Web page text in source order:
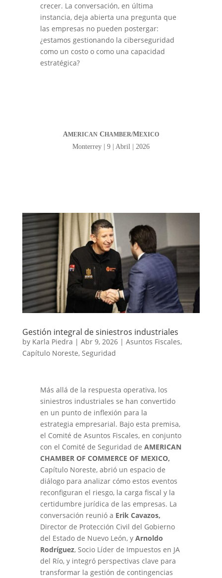
crecer. La conversación, en última
instancia, deja abierta una pregunta que
las empresas no pueden postergar:
¿estamos gestionando la ciberseguridad
como un costo o como una capacidad
estratégica?
AMERICANCHAMBER/MEXICO
Monterrey | 9 | Abril | 2026
Gestión integral de siniestros industriales
by Karla Piedra | Abr 9, 2026| Asuntos Fiscales,
Capítulo Noreste, Seguridad
Más allá de la respuesta operativa, los
siniestros industriales se han convertido
en un punto de inflexión para la
estrategia empresarial. Bajo esta premisa,
el Comité de Asuntos Fiscales, en conjunto
con el Comité de Seguridad de AMERICAN
CHAMBER OF COMMERCE OF MEXICO,
Capítulo Noreste, abrió un espacio de
diálogo para analizar cómo estos eventos
reconfiguran el riesgo, la carga fiscal y la
certidumbre jurídica de las empresas. La
conversación reunió a Erik Cavazos,
Director de Protección Civil del Gobierno
del Estado de Nuevo León, y Arnoldo
Rodríguez, Socio Líder de Impuestos en JA
del Río, y integró perspectivas clave para
transformar la gestión de contingencias